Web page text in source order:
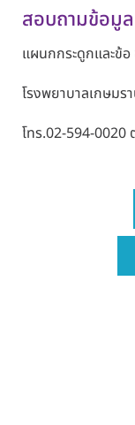
สอบถามข้อมู
แผนกกระดูกและข้อ
โรงพยาบาลเกษมร
โทร.02-594-0020